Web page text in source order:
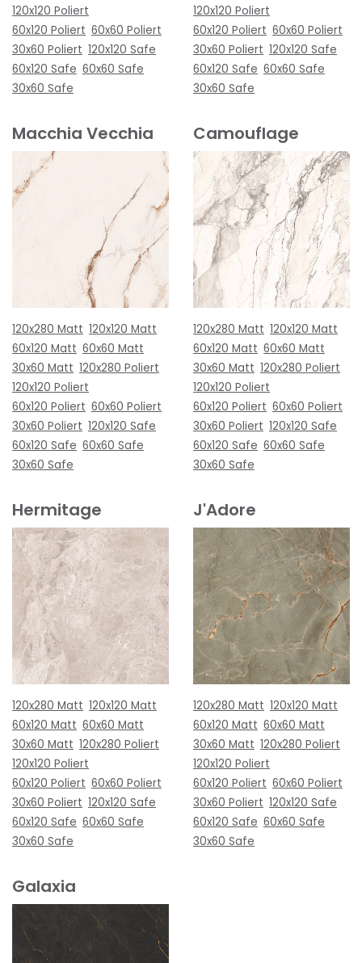
120x120 Poliert
60x120 Poliert 60x60 Poliert
30x60 Poliert 120x120 Safe
60x120 Safe 60x60 Safe
30x60 Safe
120x120 Poliert
60x120 Poliert 60x60 Poliert
30x60 Poliert 120x120 Safe
60x120 Safe 60x60 Safe
30x60 Safe
Macchia Vecchia
120x280 Matt 120x120 Matt
60x120 Matt 60x60 Matt
30x60 Matt 120x280 Poliert
120x120 Poliert
60x120 Poliert 60x60 Poliert
30x60 Poliert 120x120 Safe
60x120 Safe 60x60 Safe
30x60 Safe
Camouflage
120x280 Matt 120x120 Matt
60x120 Matt 60x60 Matt
30x60 Matt 120x280 Poliert
120x120 Poliert
60x120 Poliert 60x60 Poliert
30x60 Poliert 120x120 Safe
60x120 Safe 60x60 Safe
30x60 Safe
Hermitage
120x280 Matt 120x120 Matt
60x120 Matt 60x60 Matt
30x60 Matt 120x280 Poliert
120x120 Poliert
60x120 Poliert 60x60 Poliert
30x60 Poliert 120x120 Safe
60x120 Safe 60x60 Safe
30x60 Safe
J'Adore
120x280 Matt 120x120 Matt
60x120 Matt 60x60 Matt
30x60 Matt 120x280 Poliert
120x120 Poliert
60x120 Poliert 60x60 Poliert
30x60 Poliert 120x120 Safe
60x120 Safe 60x60 Safe
30x60 Safe
Galaxia